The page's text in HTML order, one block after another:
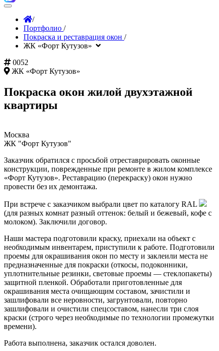
/
Портфолио /
Покраска и реставрация окон /
ЖК «Форт Кутузов»
0052
ЖК «Форт Кутузов»
Покраска окон жилой двухэтажной
квартиры
Москва
ЖК "Форт Кутузов"
Заказчик обратился с просьбой отреставрировать оконные
конструкции, поврежденные при ремонте в жилом комплексе
«Форт Кутузов». Реставрацию (перекраску) окон нужно
провести без их демонтажа.
При встрече с заказчиком выбрали цвет по каталогу RAL
(для разных комнат разный оттенок: белый и бежевый, кофе с
молоком). Заключили договор.
Наши мастера подготовили краску, приехали на объект с
необходимым инвентарем, приступили к работе. Подготовили
проемы для окрашивания окон по месту и заклеили места не
предназначенные для покраски (откосы, подоконники,
уплотнительные резинки, световые проемы — стеклопакеты)
защитной пленкой. Обработали приготовленные для
окрашивания места очищающим составом, зачистили и
зашлифовали все неровности, загрунтовали, повторно
зашлифовали и очистили спецсоставом, нанесли три слоя
краски (строго через необходимые по технологии промежутки
времени).
Работа выполнена, заказчик остался доволен.